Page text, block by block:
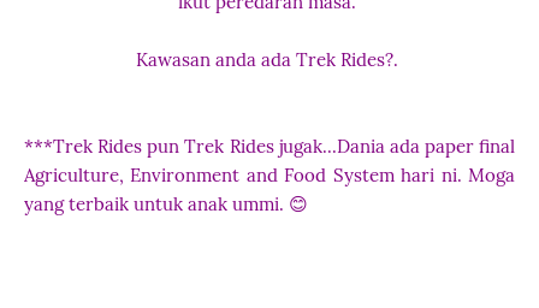
Kawasan anda ada Trek Rides?.
***Trek Rides pun Trek Rides jugak...Dania ada paper final
Agriculture, Environment and Food System hari ni. Moga
yang terbaik untuk anak ummi. 😊